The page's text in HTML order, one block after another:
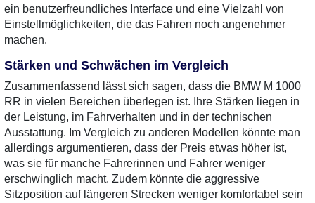
ein benutzerfreundliches Interface und eine Vielzahl von
Einstellmöglichkeiten, die das Fahren noch angenehmer
machen.
Stärken und Schwächen im Vergleich
Zusammenfassend lässt sich sagen, dass die BMW M 1000
RR in vielen Bereichen überlegen ist. Ihre Stärken liegen in
der Leistung, im Fahrverhalten und in der technischen
Ausstattung. Im Vergleich zu anderen Modellen könnte man
allerdings argumentieren, dass der Preis etwas höher ist,
was sie für manche Fahrerinnen und Fahrer weniger
erschwinglich macht. Zudem könnte die aggressive
Sitzposition auf längeren Strecken weniger komfortabel sein